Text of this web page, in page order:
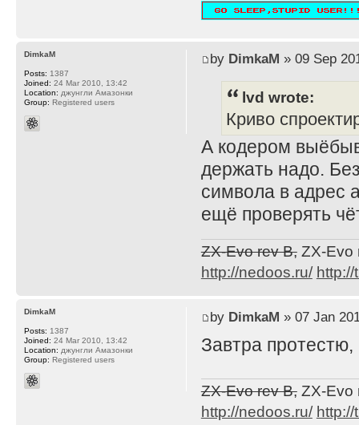
by DimkaM » 09 Sep
lvd wrote:
Криво
А кодером
держать надо.
символа в адрес
ещё проверять
ZX-Evo rev B,ZX-Evo
http://nedoos.ru/
DimkaM
Posts: 1387
Joined: 24 Mar 2010, 13:42
Location: джунгли Амазонки
Group: Registered users
by DimkaM » 07 Jan
Завтра
ZX-Evo rev B,ZX-Evo
http://nedoos.ru/
DimkaM
Posts: 1387
Joined: 24 Mar 2010, 13:42
Location: джунгли Амазонки
Group: Registered users